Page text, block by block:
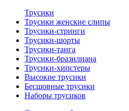
Трусики
Трусики женские слипы
Трусики-стринги
Трусики-шорты
Трусики-танга
Трусики-бразилиана
Трусики-хипстеры
Высокие трусики
Бесшовные трусики
Наборы трусиков